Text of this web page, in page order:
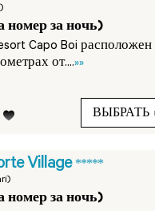
номер за ночь)
Capo Boi расположен
от....»»
ВЫБРАТЬ
Village *****
номер за ночь)